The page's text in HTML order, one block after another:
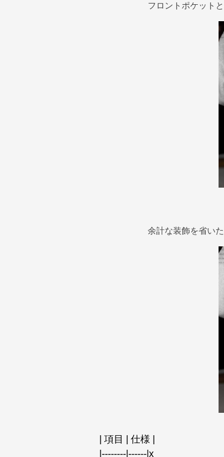
フロントポケット
余計な装飾を省い
| 項目 | 仕様 |
|--------|------|x